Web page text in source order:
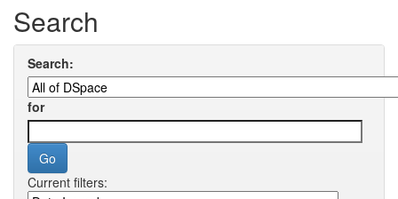
Search
Search:
for
Current filters: